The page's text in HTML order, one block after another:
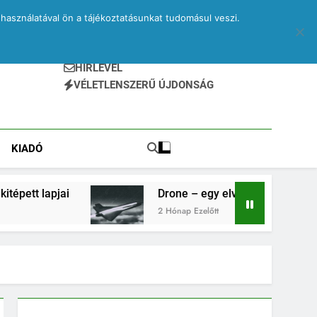
HÍRLEVÉL
VÉLETLENSZERŰ ÚJDONSÁG
KIADÓ
Drone – egy elveszett jegyzetfüzet kitépett lapjai
2 Hónap Ezelőtt
ön a tájékoztatásunkat tudomásul veszi.